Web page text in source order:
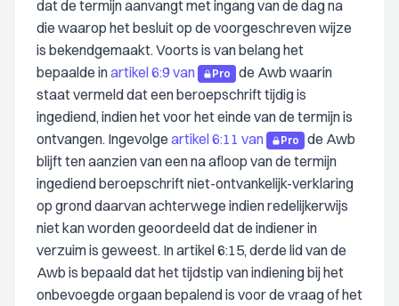
dat de termijn aanvangt met ingang van de dag na
die waarop het besluit op de voorgeschreven wijze
is bekendgemaakt. Voorts is van belang het
bepaalde inartikel 6:9 van Pro
de Awb waarin
staat vermeld dat een beroepschrift tijdig is
ingediend, indien het voor het einde van de termijn is
ontvangen. Ingevolge artikel 6:11 van Pro
de Awb
blijft ten aanzien van een na afloop van de termijn
ingediend beroepschrift niet-ontvankelijk-verklaring
op grond daarvan achterwege indien redelijkerwijs
niet kan worden geoordeeld dat de indiener in
verzuim is geweest. In artikel 6:15, derde lid van de
Awb is bepaald dat het tijdstip van indiening bij het
onbevoegde orgaan bepalend is voor de vraag of het